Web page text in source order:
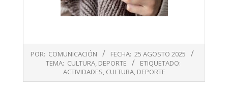
08-
POR: COMUNICACIÓN FECHA: 25 AGOSTO 2025
TEMA: CULTURA, DEPORTE
ETIQUETADO:
ACTIVIDADES, CULTURA, DEPORTE